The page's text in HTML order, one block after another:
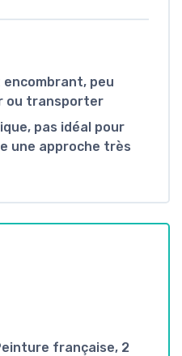
peu
ou transporter
pas idéal pour
une approche très
française, 2